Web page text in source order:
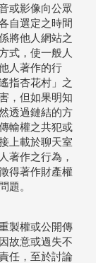
或影像向公眾
自選定之時間
將他人網站之
式，使一般人
人著作的行
指杏花村」之
，但如果明知
透過鏈結的方
輸權之共犯或
上載於聊天室
著作之行為，
得著作財產權
題。
製權或公開傳
故意或過失不
任，至於討論